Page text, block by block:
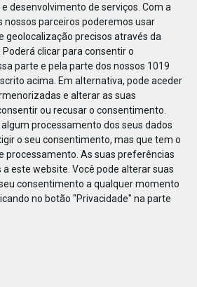
desenvolvimento de serviços. Com a
nossos parceiros poderemos usar
geolocalização precisos através da
clicar para consentir o
parte e pela parte dos nossos 1019
acima. Em alternativa, pode aceder
e alterar as suas
ou recusar o consentimento.
processamento dos seus dados
o seu consentimento, mas que tem o
processamento. As suas preferências
este website. Você pode alterar suas
consentimento a qualquer momento
no botão "Privacidade" na parte